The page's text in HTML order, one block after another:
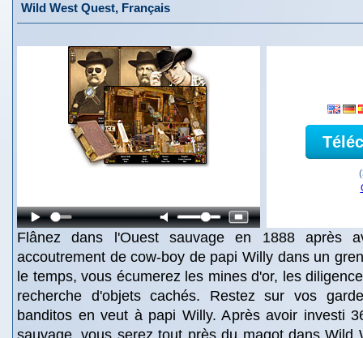
Wild West Quest, Français
Flânez dans l'Ouest sauvage en 1888 après
accoutrement de cow-boy de papi Willy dans un
le temps, vous écumerez les mines d'or, les
recherche d'objets cachés. Restez sur vos
banditos en veut à papi Willy. Après avoir investi
sauvage, vous serez tout près du magot dans Wild